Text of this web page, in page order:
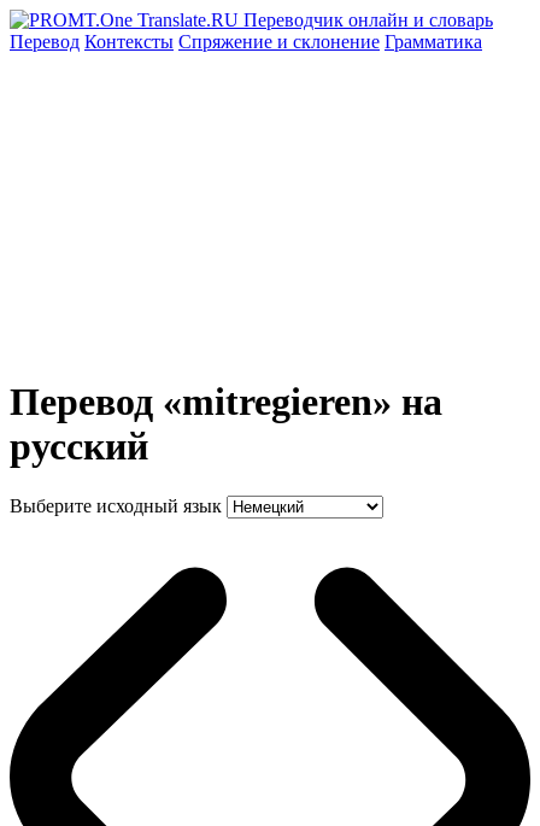
Перевод Контексты Спряжение и склонение Грамматика
Перевод «mitregieren» на
русский
Выберите исходный язык